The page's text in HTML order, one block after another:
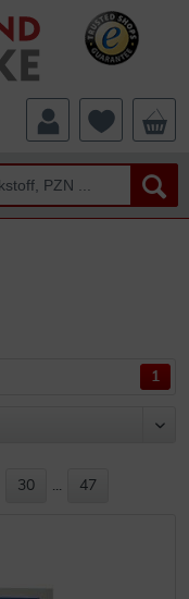
1
30 ... 47